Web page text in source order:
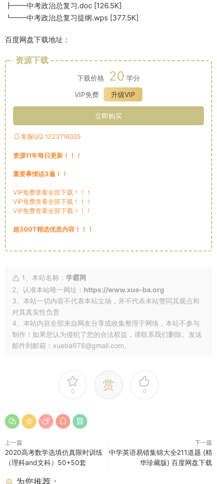
┣━━中考政治总复习.doc [126.5K]
┗━━中考政治总复习提纲.wps [377.5K]
百度网盘下载地址：
资源下载
下载价格 20 学分
VIP免费
升级VIP
立即购买
客服QQ:1223116035
资源11年每日更新！！！
重要事情说3遍！！
VIP免费查看全部下载！！！
VIP免费查看全部下载！！！
VIP免费查看全部下载！！！
超300T精选优质内容！！！
1、本站名称： 学霸网
2、认准本站唯一网址： https://www.xue-ba.org
3、本站一切内容不代表本站立场，并不代表本站赞同其观点和
对其真实性负责
4、本站内容全部来自网友分享或收集整理于网络，本站不参与
制作！如果您认为侵犯了您的合法权益，请联系我们删除。发送
邮件到邮箱：xueba678@gmail.com。
0 赏 0
上一篇
2020高考数学选填仿真限时训练
（理科and文科）50+50套
下一篇
中学英语易错集锦大全211道题 (精
华珍藏版) 百度网盘下载
为您推荐：